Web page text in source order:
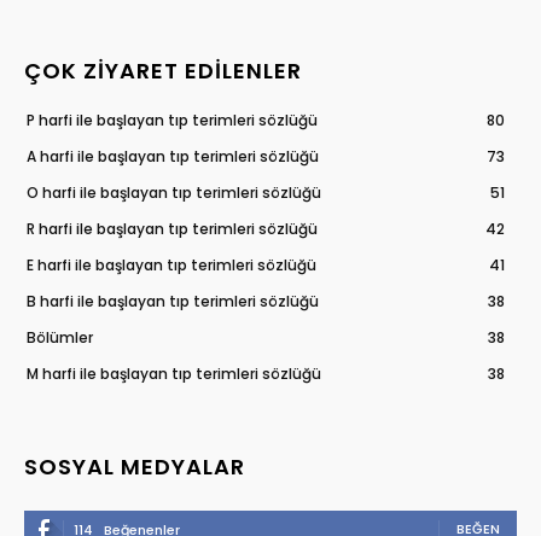
ÇOK ZIYARET EDILENLER
P harfi ile başlayan tıp terimleri sözlüğü
80
A harfi ile başlayan tıp terimleri sözlüğü
73
O harfi ile başlayan tıp terimleri sözlüğü
51
R harfi ile başlayan tıp terimleri sözlüğü
42
E harfi ile başlayan tıp terimleri sözlüğü
41
B harfi ile başlayan tıp terimleri sözlüğü
38
Bölümler
38
M harfi ile başlayan tıp terimleri sözlüğü
38
SOSYAL MEDYALAR
114 Beğenenler BEĞEN